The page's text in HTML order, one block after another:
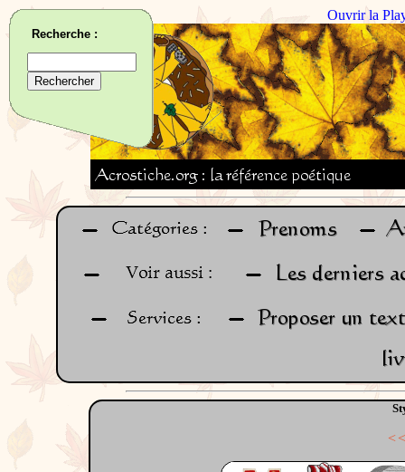
Ouvrir la
Recherche :